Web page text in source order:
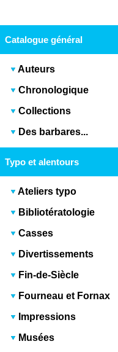
Catalogue général
Auteurs
Chronologique
Collections
Des barbares...
Typo et alentours
Ateliers typo
Bibliotératologie
Casses
Divertissements
Fin-de-Siècle
Fourneau et Fornax
Impressions
Musées